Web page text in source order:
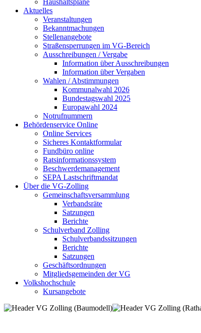
Haushaltspläne
Aktuelles
Veranstaltungen
Bekanntmachungen
Stellenangebote
Straßensperrungen im VG-Bereich
Ausschreibungen / Vergabe
Information über Ausschreibungen
Information über Vergaben
Wahlen / Abstimmungen
Kommunalwahl 2026
Bundestagswahl 2025
Europawahl 2024
Notrufnummern
Behördenservice Online
Online Services
Sicheres Kontaktformular
Fundbüro online
Ratsinformationssystem
Beschwerdemanagement
SEPA Lastschriftmandat
Über die VG-Zolling
Gemeinschaftsversammlung
Verbandsräte
Satzungen
Berichte
Schulverband Zolling
Schulverbandssitzungen
Berichte
Satzungen
Geschäftsordnungen
Mitgliedsgemeinden der VG
Volkshochschule
Kursangebote